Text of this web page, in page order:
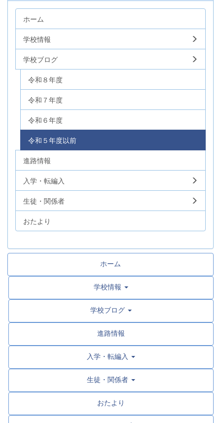
ホーム
学校情報
学校ブログ
令和８年度
令和７年度
令和６年度
令和５年度以前
進路情報
入学・転編入
生徒・関係者
おたより
ホーム
学校情報
学校ブログ
進路情報
入学・転編入
生徒・関係者
おたより